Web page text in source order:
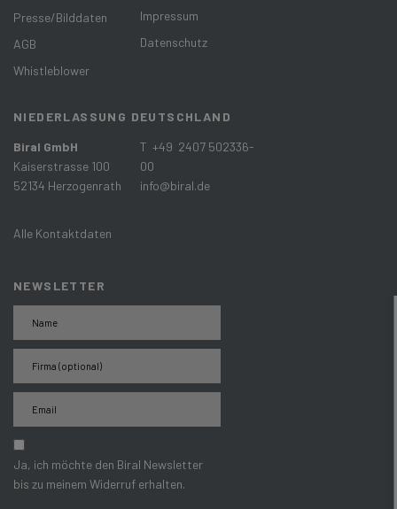
Presse/Bilddaten
AGB
Whistleblower
Impressum
Datenschutz
NIEDERLASSUNG DEUTSCHLAND
Biral GmbH
Kaiserstrasse 100
52134 Herzogenrath
Alle Kontaktdaten
T +49 2407 502336-
00
info@biral.de
NEWSLETTER
Ja, ich möchte den Biral Newsletter
bis zu meinem Widerruf erhalten.